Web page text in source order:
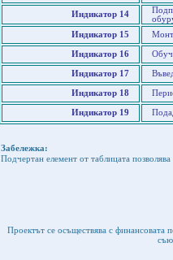
Индикатор 14
Индикатор 15
Индикатор 16
Индикатор 17
Индикатор 18
Индикатор 19
Забележка:
Подчертан елемент от таблицата
Проектът се осъществява с финансовата